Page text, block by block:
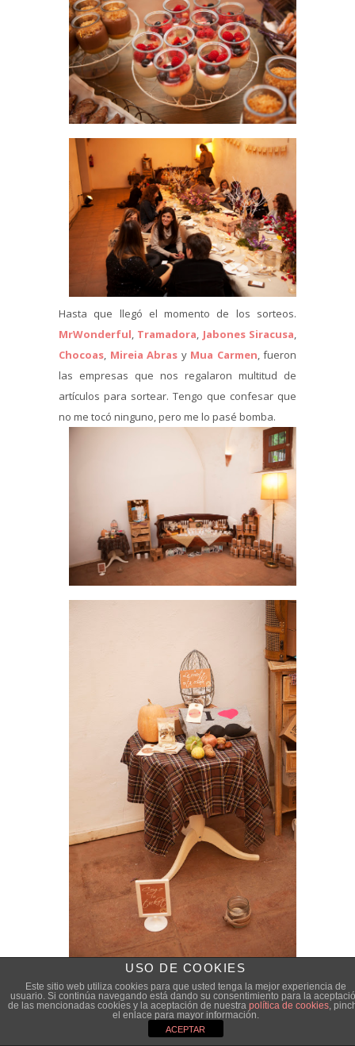
Hasta que llegó el momento de los sorteos.
MrWonderful, Tramadora, Jabones Siracusa,
Chocoas, Mireia Abras y Mua Carmen, fueron
las empresas que nos regalaron multitud de
artículos para sortear. Tengo que confesar que
no me tocó ninguno, pero me lo pasé bomba.
USO DE COOKIES
Este sitio web utiliza cookies para que usted tenga la mejor experiencia de
usuario. Si continúa navegando está dando su consentimiento para la
de las mencionadas cookies y la aceptación de nuestra política de cookies,
el enlace para mayor información.
ACEPTAR